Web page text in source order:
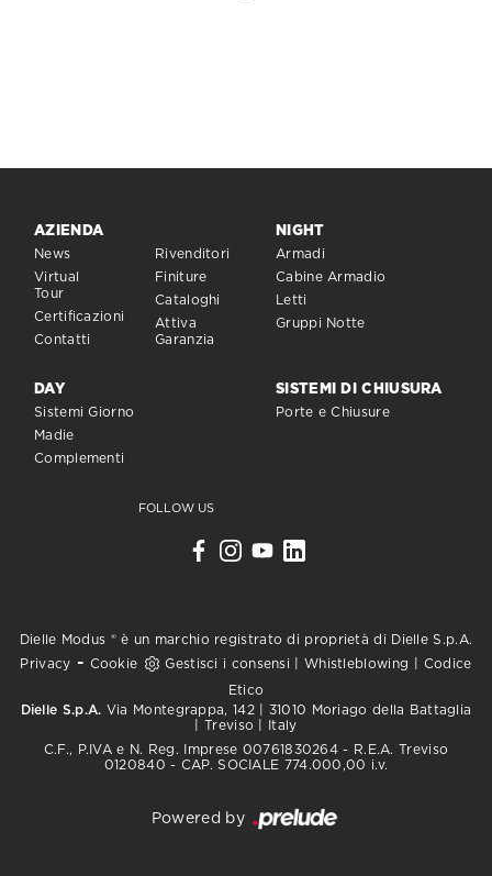
AZIENDA
News
Virtual
Tour
Certificazioni
Contatti
Rivenditori
Finiture
Cataloghi
Attiva
Garanzia
NIGHT
Armadi
Cabine Armadio
Letti
Gruppi Notte
DAY
Sistemi Giorno
Madie
Complementi
SISTEMI DI CHIUSURA
Porte e Chiusure
FOLLOW US
Dielle Modus ® è un marchio registrato di proprietà di Dielle S.p.A.
Privacy - Cookie Gestisci i consensi Whistleblowing
Codice
Etico
Dielle S.p.A. Via Montegrappa, 142 | 31010 Moriago della Battaglia
| Treviso | Italy
C.F., P.IVA e N. Reg. Imprese 00761830264 - R.E.A. Treviso
0120840 - CAP. SOCIALE 774.000,00 i.v.
Powered by